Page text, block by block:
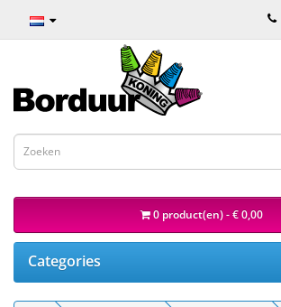
0 product(en) - € 0,00
Categories